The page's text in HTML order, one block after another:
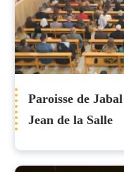
Paroisse de
Jean de la Salle